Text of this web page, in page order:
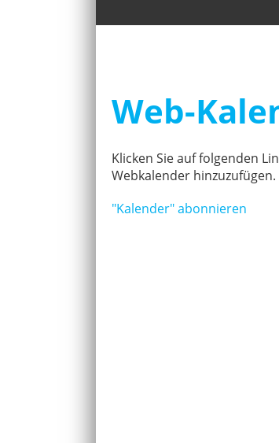
Web-
Klicken Sie auf folgenden
Webkalender
"Kalender" abonnieren